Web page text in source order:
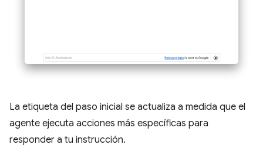
La etiqueta del paso inicial se actualiza a medida que el
agente ejecuta acciones más específicas para
responder a tu instrucción.